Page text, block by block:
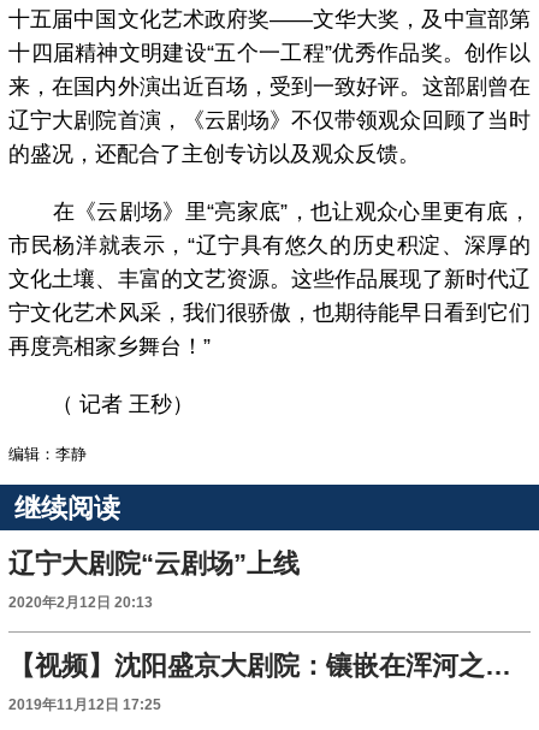
十五届中国文化艺术政府奖——文华大奖，及中宣部第
十四届精神文明建设“五个一工程”优秀作品奖。创作以
来，在国内外演出近百场，受到一致好评。这部剧曾在
辽宁大剧院首演，《云剧场》不仅带领观众回顾了当时
的盛况，还配合了主创专访以及观众反馈。
在《云剧场》里“亮家底”，也让观众心里更有底，
市民杨洋就表示，“辽宁具有悠久的历史积淀、深厚的
文化土壤、丰富的文艺资源。这些作品展现了新时代辽
宁文化艺术风采，我们很骄傲，也期待能早日看到它们
再度亮相家乡舞台！”
（ 记者 王秒）
编辑：李静
继续阅读
辽宁大剧院“云剧场”上线
2020年2月12日 20:13
【视频】沈阳盛京大剧院：镶嵌在浑河之畔的多彩“巨钻”
2019年11月12日 17:25